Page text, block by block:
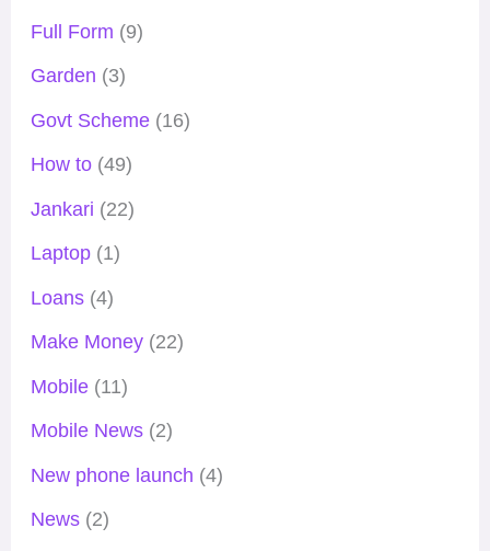
Full Form (9)
Garden (3)
Govt Scheme(16)
How to(49)
Jankari (22)
Laptop(1)
Loans(4)
Make Money(22)
Mobile(11)
Mobile News(2)
New phone launch (4)
News(2)